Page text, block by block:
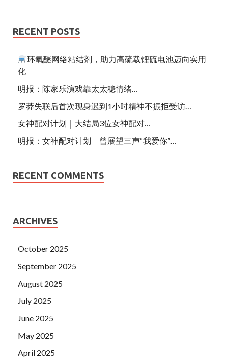
RECENT POSTS
环氧醚网络粘结剂，助力高硫载锂硫电池迈向实用
化
明报：陈家乐演戏靠太太稳情绪…
罗莽失联后首次现身迟到1小时精神不振拒受访…
女神配对计划｜大结局3位女神配对…
明报：女神配对计划︱曾展望三声“我爱你”…
RECENT COMMENTS
ARCHIVES
October 2025
September 2025
August 2025
July 2025
June 2025
May 2025
April 2025